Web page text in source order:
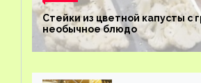
Стейки из цветной капусты с
необычное блюдо